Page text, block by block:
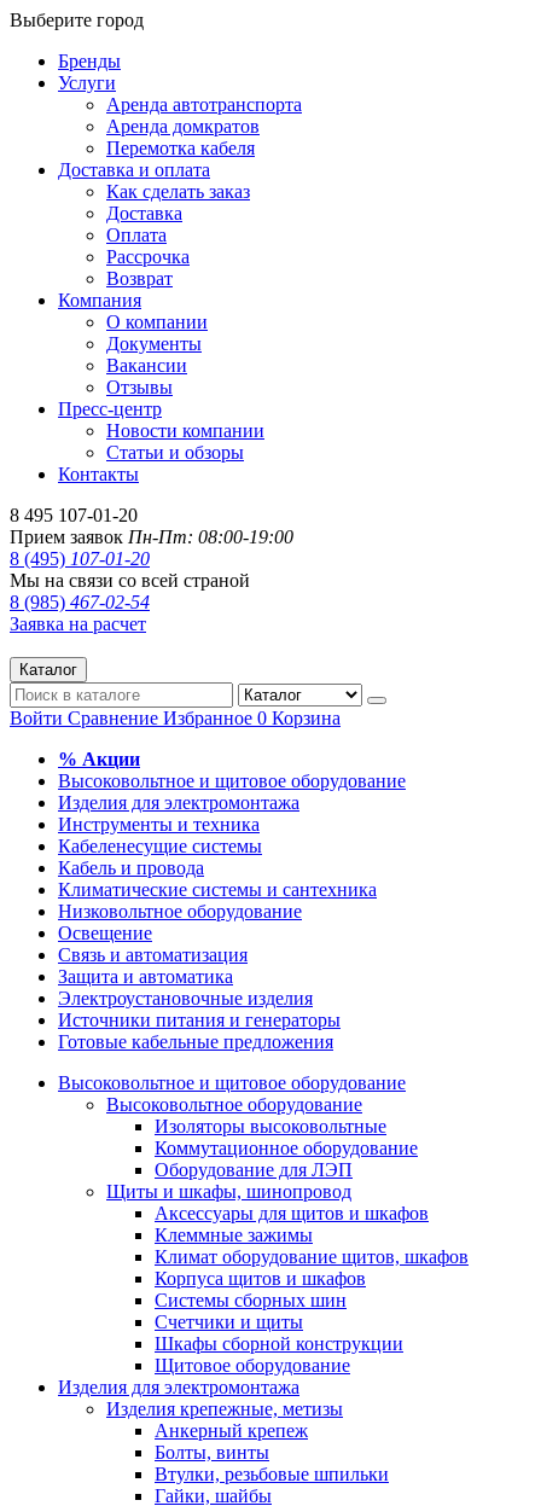
Выберите город
Бренды
Услуги
Аренда автотранспорта
Аренда домкратов
Перемотка кабеля
Доставка и оплата
Как сделать заказ
Доставка
Оплата
Рассрочка
Возврат
Компания
О компании
Документы
Вакансии
Отзывы
Пресс-центр
Новости компании
Статьи и обзоры
Контакты
8 495 107-01-20
Прием заявок Пн-Пт: 08:00-19:00
8 (495) 107-01-20
Мы на связи со всей страной
8 (985) 467-02-54
Заявка на расчет
Каталог
Войти Сравнение Избранное 0 Корзина
% Акции
Высоковольтное и щитовое оборудование
Изделия для электромонтажа
Инструменты и техника
Кабеленесущие системы
Кабель и провода
Климатические системы и сантехника
Низковольтное оборудование
Освещение
Связь и автоматизация
Защита и автоматика
Электроустановочные изделия
Источники питания и генераторы
Готовые кабельные предложения
Высоковольтное и щитовое оборудование
Высоковольтное оборудование
Изоляторы высоковольтные
Коммутационное оборудование
Оборудование для ЛЭП
Щиты и шкафы, шинопровод
Аксессуары для щитов и шкафов
Клеммные зажимы
Климат оборудование щитов, шкафов
Корпуса щитов и шкафов
Системы сборных шин
Счетчики и щиты
Шкафы сборной конструкции
Щитовое оборудование
Изделия для электромонтажа
Изделия крепежные, метизы
Анкерный крепеж
Болты, винты
Втулки, резьбовые шпильки
Гайки, шайбы